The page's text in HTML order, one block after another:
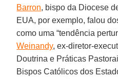
Barron, bispo da Diocese
EUA, por exemplo, falou
como uma “tendência
Weinandy, ex-diretor-
Doutrina e Práticas
Bispos Católicos dos